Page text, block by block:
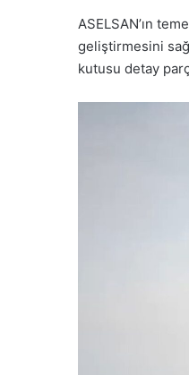
ASELSAN’ın
geliştirmesini
kutusu detay